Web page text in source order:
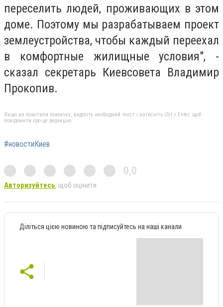
переселить людей, проживающих в этом
доме. Поэтому мы разрабатываем проект
землеустройства, чтобы каждый переехал
в комфортные жилищные условия", -
сказал секретарь Киевсовета Владимир
Прокопив.
Якщо ви помітили помилку, виділіть необхідний текст і натисніть Ctrl + Enter, щоб
повідомити про це редакцію
#новостиКиев
0,0
Авторизуйтесь, щоб оцінити
Діліться цією новиною та підписуйтесь на наші канали